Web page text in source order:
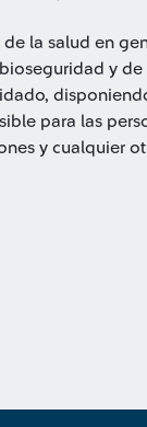
la salud en
y
para las
y cualquier